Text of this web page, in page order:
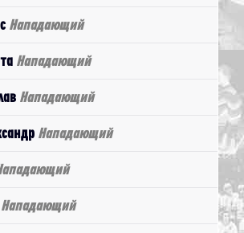
Нападающий
Нападающий
Нападающий
Нападающий
Нападающий